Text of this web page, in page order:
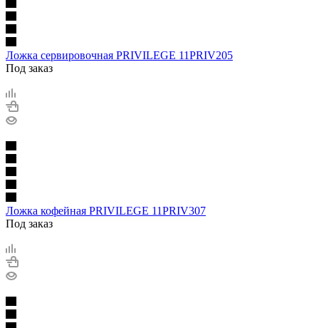
Ложка сервировочная PRIVILEGE 11PRIV205
Под заказ
Ложка кофейная PRIVILEGE 11PRIV307
Под заказ